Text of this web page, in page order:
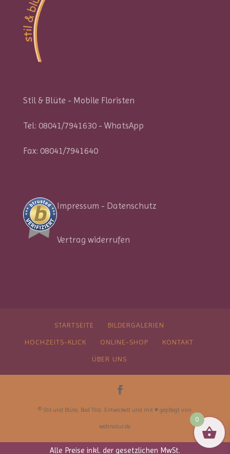
Stil & Blüte - Mobile Floristen
Tel: 08041/7941630- WhatsApp
Fax: 08041/7941640
Impressum - Datenschutz
Vertrag widerrufen
STARTSEITE BILDERGALERIEN
HOCHZEITS-KLICK ONLINE-SHOP KONTAKT
ÜBER UNS
© Stil und Blüte, Bad Tölz. Entwickelt und mit ♥︎ gepflegt von
webnatur.de
Alle Preise inkl. der gesetzlichen MwSt.
0